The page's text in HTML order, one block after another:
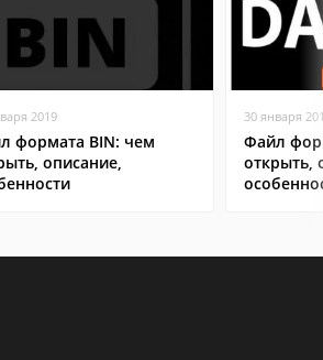
2019
формата BIN: чем
описание,
30 января
Файл
открыть,